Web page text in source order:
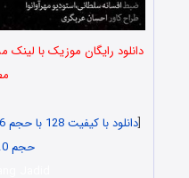
دانلود رایگان موزیک با لینک
[دانلود با کیفیت 128 با حجم 5.6 مگابایت
حجم 14.0 مگابایت